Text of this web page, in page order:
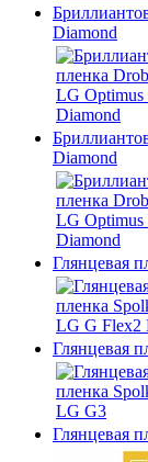
Diamond
Diamond
Глянцевая
Глянцевая
Глянцевая